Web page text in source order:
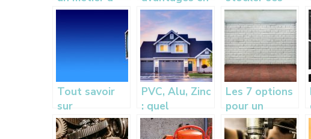
col bleu qui
l’ampleur
faisant le
choix de faire
appel à un
déménageur
meubles dans
un box de
stockage
pendant des
travaux à
votre domicile
?
Tout savoir
sur
l’installation
des miroirs de
PVC, Alu, Zinc
: quel
materiau pour
les gouttieres
Les 7 options
pour un
revetement
de sol de